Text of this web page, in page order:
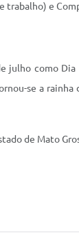
trabalho) e
como
se a
de Mato